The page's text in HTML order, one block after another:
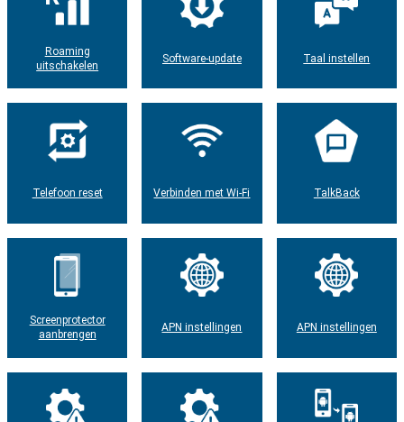
Roaming
uitschakelen
Software-update Taal instellen
Telefoon reset Verbinden met Wi-Fi TalkBack
Screenprotector
aanbrengen
APN instellingen APN instellingen